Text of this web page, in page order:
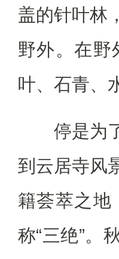
盖的针叶林
野外。在野
叶、石青、
停是为了
到云居寺风
籍荟萃之地
称“三绝”。